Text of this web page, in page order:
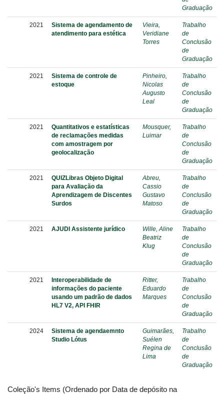
Graduação
2021
Sistema de agendamento de
atendimento para estética
Vieira,
Veridiane
Torres
Trabalho
de
Conclusão
de
Graduação
2021
Sistema de controle de
estoque
Pinheiro,
Nicolas
Augusto
Leal
Trabalho
de
Conclusão
de
Graduação
2021
Quantitativos e estatísticas
de reclamações medidas
com amostragem por
geolocalização
Mousquer,
Luimar
Trabalho
de
Conclusão
de
Graduação
2021
QUIZLibras Objeto Digital
para Avaliação da
Aprendizagem de Discentes
Surdos
Abreu,
Cassio
Gustavo
Matoso
Trabalho
de
Conclusão
de
Graduação
2021 AJUDI Assistente jurídico
Wille, Aline
Beatriz
Klug
Trabalho
de
Conclusão
de
Graduação
2021
Interoperabilidade de
informações do paciente
usando um padrão de dados
HL7 V2, API FHIR
Ritter,
Eduardo
Marques
Trabalho
de
Conclusão
de
Graduação
2024
Sistema de agendaemnto
Studio Lótus
Guimarães,
Suélen
Regina de
Lima
Trabalho
de
Conclusão
de
Graduação
Coleção's Items (Ordenado por Data de depósito na